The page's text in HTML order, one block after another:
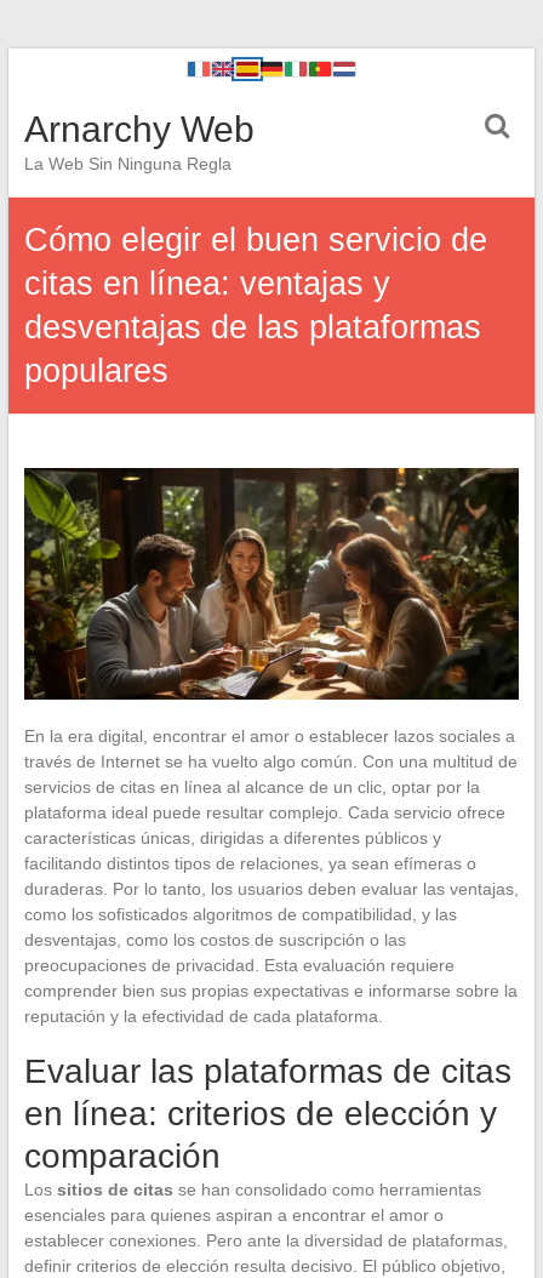
Arnarchy Web
La Web Sin Ninguna Regla
Cómo elegir el buen servicio de
citas en línea: ventajas y
desventajas de las plataformas
populares
En la era digital, encontrar el amor o establecer lazos sociales a
través de Internet se ha vuelto algo común. Con una multitud de
servicios de citas en línea al alcance de un clic, optar por la
plataforma ideal puede resultar complejo. Cada servicio ofrece
características únicas, dirigidas a diferentes públicos y
facilitando distintos tipos de relaciones, ya sean efímeras o
duraderas. Por lo tanto, los usuarios deben evaluar las ventajas,
como los sofisticados algoritmos de compatibilidad, y las
desventajas, como los costos de suscripción o las
preocupaciones de privacidad. Esta evaluación requiere
comprender bien sus propias expectativas e informarse sobre la
reputación y la efectividad de cada plataforma.
Evaluar las plataformas de citas
en línea: criterios de elección y
comparación
Los sitios de citas se han consolidado como herramientas
esenciales para quienes aspiran a encontrar el amor o
establecer conexiones. Pero ante la diversidad de plataformas,
definir criterios de elección resulta decisivo. El público objetivo,